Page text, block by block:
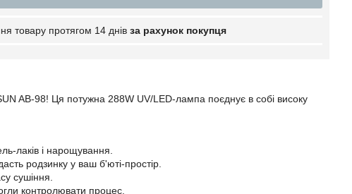
товару протягом 14 днів за рахунок покупця
AB-98! Ця потужна 288W UV/LED-лампа поєднує в собі високу
лаків і нарощування.
родзинку у ваш б'юті-простір.
сушіння.
контролювати процес.